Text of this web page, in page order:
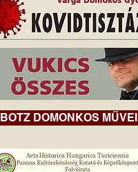
BOTZ DOMONKOS MŰVEI